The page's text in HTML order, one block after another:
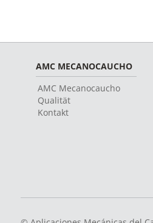
AMC MECANOCAUCHO
AMC Mecanocaucho
Qualität
Kontakt